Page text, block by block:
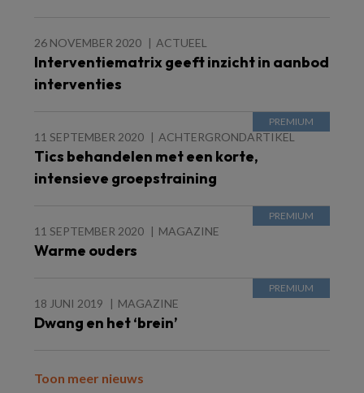
26 NOVEMBER 2020 ACTUEEL
Interventiematrix geeft inzicht in aanbod
interventies
11 SEPTEMBER 2020 ACHTERGRONDARTIKEL
Tics behandelen met een korte,
intensieve groepstraining
11 SEPTEMBER 2020 MAGAZINE
Warme ouders
18 JUNI 2019 MAGAZINE
Dwang en het ‘brein’
Toon meer nieuws